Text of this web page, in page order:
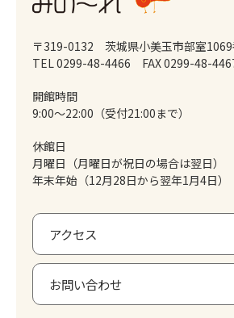
〒319-0132 茨城県小美玉市部室1069
TEL 0299-48-4466
FAX 0299-48-
開館時間
9:00～22:00（受付21:00まで）
休館日
月曜日（月曜日が祝日の場合は翌日）
年末年始（12月28日から翌年1月4日）
アクセス
お問い合わせ